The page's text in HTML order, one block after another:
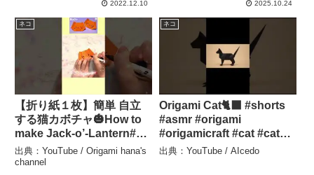
り紙♪
2022.12.10 2025.10.24
ネコ
【折り紙１枚】簡単 自立
する猫カボチャ🎃How to
make Jack-o’-Lantern#ハ
ロウィン#かぼちゃ#万圣节
#猫#ねこ#cat#折り方#お
出典：YouTube / Origami hana's
channel
ネコ
Origami Cat🐈‍⬛ #shorts
#asmr #origami
#origamicraft #cat #cats –
AIcedo
出典：YouTube / AIcedo